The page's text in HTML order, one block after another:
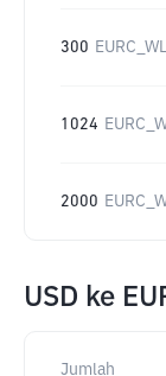
300
1024
2000
USD ke
Jumlah